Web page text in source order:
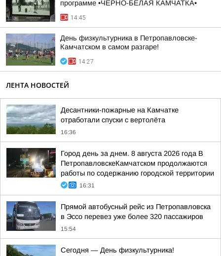
программе •ЧЕРНО-БЕЛАЯ КАМЧАТКА•
14:45
День физкультурника в Петропавловске-
Камчатском в самом разгаре!
14:27
ЛЕНТА НОВОСТЕЙ
Десантники-пожарные на Камчатке
отработали спуски с вертолёта
16:36
Город день за днем. 8 августа 2026 года В
ПетропавловскеКамчатском продолжаются
работы по содержанию городской территории
16:31
Прямой автобусный рейс из Петропавловска
в Эссо перевез уже более 320 пассажиров
15:54
Сегодня — День физкультурника!